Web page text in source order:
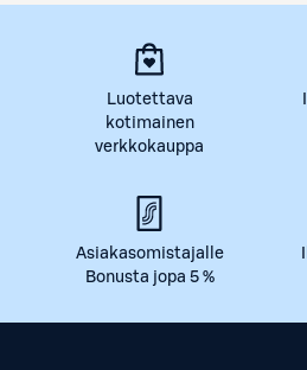
Luotettava
kotimainen
verkkokauppa
Asiakasomistajalle
Bonusta jopa 5 %